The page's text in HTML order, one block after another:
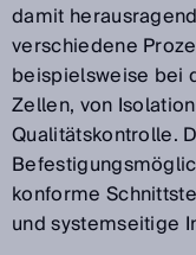
damit
verschiedene
beispielsweise bei
Zellen, von
Qualitätskontrolle.
konforme
und systemseitige